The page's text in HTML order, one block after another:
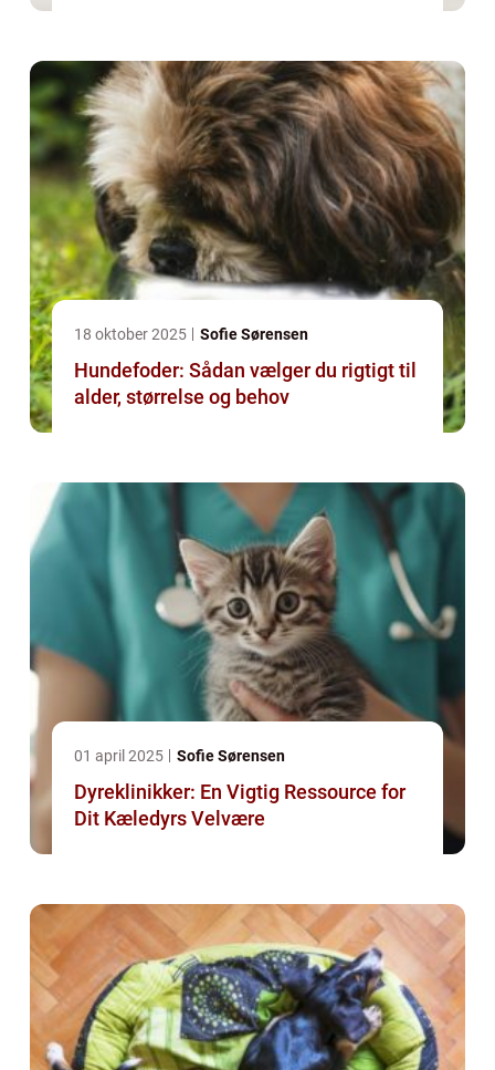
18 oktober 2025 Sofie Sørensen
Hundefoder: Sådan vælger du rigtigt til
alder, størrelse og behov
01 april 2025 Sofie Sørensen
Dyreklinikker: En Vigtig Ressource for
Dit Kæledyrs Velvære